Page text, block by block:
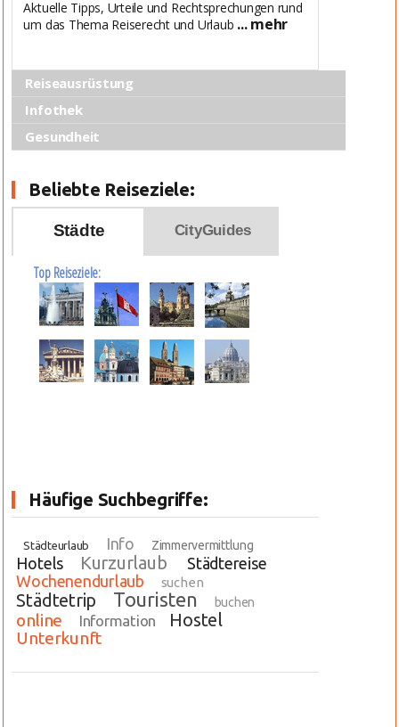
Aktuelle Tipps, Urteile und Rechtsprechungen rund
um das Thema Reiserecht und Urlaub ... mehr
Reiseausrüstung
Infothek
Gesundheit
Beliebte Reiseziele:
Städte CityGuides
Top Reiseziele:
Häufige Suchbegriffe:
Städteurlaub Info Zimmervermittlung
Hotels Kurzurlaub
Städtereise
Wochenendurlaub
suchen
Städtetrip Touristen buchen
online Information Hostel
Unterkunft